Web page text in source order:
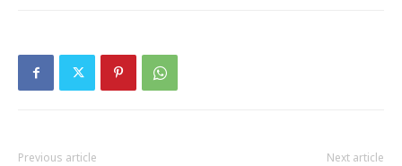
Previous article Next article